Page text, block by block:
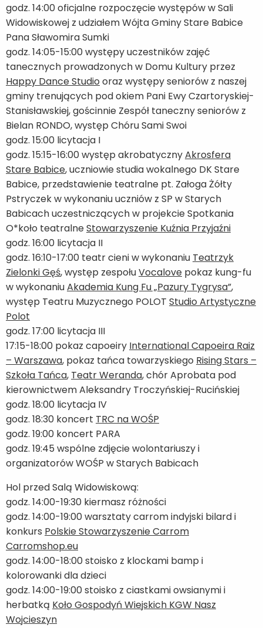
godz. 14:00 oficjalne rozpoczęcie występów w Sali
Widowiskowej z udziałem Wójta Gminy Stare Babice
Pana Sławomira Sumki
godz. 14:05-15:00 występy uczestników zajęć
tanecznych prowadzonych w Domu Kultury przez
Happy Dance Studio oraz występy seniorów z naszej
gminy trenujących pod okiem Pani Ewy Czartoryskiej-
Stanisławskiej, gościnnie Zespół taneczny seniorów z
Bielan RONDO, występ Chóru Sami Swoi
godz. 15:00 licytacja I
godz. 15:15-16:00 występ akrobatycznyAkrosfera
Stare Babice, uczniowie studia wokalnego DK Stare
Babice, przedstawienie teatralne pt. Załoga Żółty
Pstryczek w wykonaniu uczniów z SP w Starych
Babicach uczestniczących w projekcie Spotkania
O*koło teatralneStowarzyszenie Kuźnia Przyjaźni
godz. 16:00 licytacja II
godz. 16:10-17:00 teatr cieni w wykonaniu Teatrzyk
Zielonki Gęś, występ zespołuVocalove pokaz kung-fu
w wykonaniuAkademia Kung Fu „Pazury Tygrysa”,
występ Teatru Muzycznego POLOT Studio Artystyczne
Polot
godz. 17:00 licytacja III
17:15-18:00 pokaz capoeiry International Capoeira Raiz
– Warszawa, pokaz tańca towarzyskiego Rising Stars –
Szkoła Tańca, Teatr Weranda, chór Aprobata pod
kierownictwem Aleksandry Troczyńskiej-Rucińskiej
godz. 18:00 licytacja IV
godz. 18:30 koncert TRC na WOŚP
godz. 19:00 koncert PARA
godz. 19:45 wspólne zdjęcie wolontariuszy i
organizatorów WOŚP w Starych Babicach
Hol przed Salą Widowiskową:
godz. 14:00-19:30 kiermasz różności
godz. 14:00-19:00 warsztaty carrom indyjski bilard i
konkurs Polskie Stowarzyszenie Carrom
Carromshop.eu
godz. 14:00-18:00 stoisko z klockami bamp i
kolorowanki dla dzieci
godz. 14:00-19:00 stoisko z ciastkami owsianymi i
herbatką Koło Gospodyń Wiejskich KGW Nasz
Wojcieszyn